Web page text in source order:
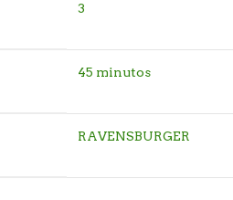
3
45 minutos
RAVENSBURGER